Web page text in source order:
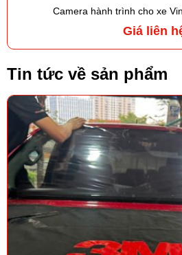
Camera hành trình cho xe
Giá liên
Tin tức về sản phẩm